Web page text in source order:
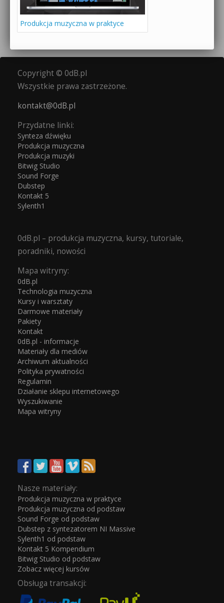
Produkcja muzyczna w praktyce
Copyright © 0dB.pl
Wszystkie prawa zastrzeżone.
kontakt@0dB.pl
Przydatne linki:
Synteza dźwięku
Produkcja muzyczna
Produkcja muzyki
Bitwig Studio
Sound Forge
Dubstep
Kontakt 5
Sylenth1
0dB.pl – produkcja muzyczna, kursy, tutoriale,
poradniki, nowości
Mapa witryny:
0dB.pl
Technologia muzyczna
Kursy i warsztaty
Darmowe materiały
Pakiety
Kontakt
0dB.pl - informacje
Materiały dla mediów
Archiwum aktualności
Polityka prywatności
Regulamin
Działanie sklepu internetowego
Wyszukiwanie
Mapa witryny
Nasze materiały:
Produkcja muzyczna w praktyce
Produkcja muzyczna od podstaw
Sound Forge od podstaw
Dubstep z syntezatorem NI Massive
Sylenth1 od podstaw
Kontakt 5 Kompendium
Bitwig Studio od podstaw
Zobacz więcej kursów
Obsługa transakcji: